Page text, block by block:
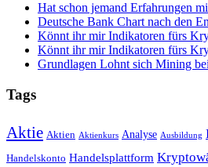
Hat schon jemand Erfahrungen
Deutsche Bank Chart nach den
Könnt ihr mir Indikatoren fürs
Könnt ihr mir Indikatoren fürs
Grundlagen Lohnt sich Mining
Tags
Aktie Aktien Aktienkurs Analyse Ausbildung
Handelskonto Handelsplattform